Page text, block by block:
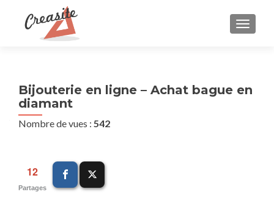
Bijouterie en ligne – Achat bague en
diamant
Nombre de vues : 542
12
Partages